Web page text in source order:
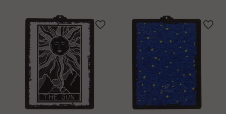
favorite_border favorite_border